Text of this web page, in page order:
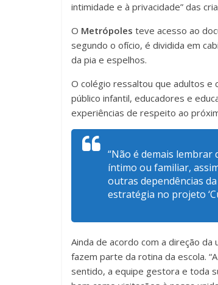
intimidade e à privacidade” das
O Metrópoles teve acesso ao
segundo o ofício, é dividida em
da pia e espelhos.
O colégio ressaltou que adultos e
público infantil, educadores e
experiências de respeito ao
“Não é demais lembrar
íntimo ou familiar,
outras dependências
estratégia no projeto
Ainda de acordo com a direção da
fazem parte da rotina da escola.
sentido, a equipe gestora e toda